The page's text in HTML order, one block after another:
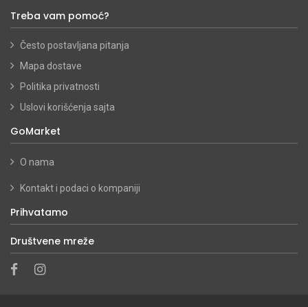
Treba vam pomoć?
Često postavljana pitanja
Mapa dostave
Politika privatnosti
Uslovi korišćenja sajta
GoMarket
O nama
Kontakt i podaci o kompaniji
Prihvatamo
Društvene mreže